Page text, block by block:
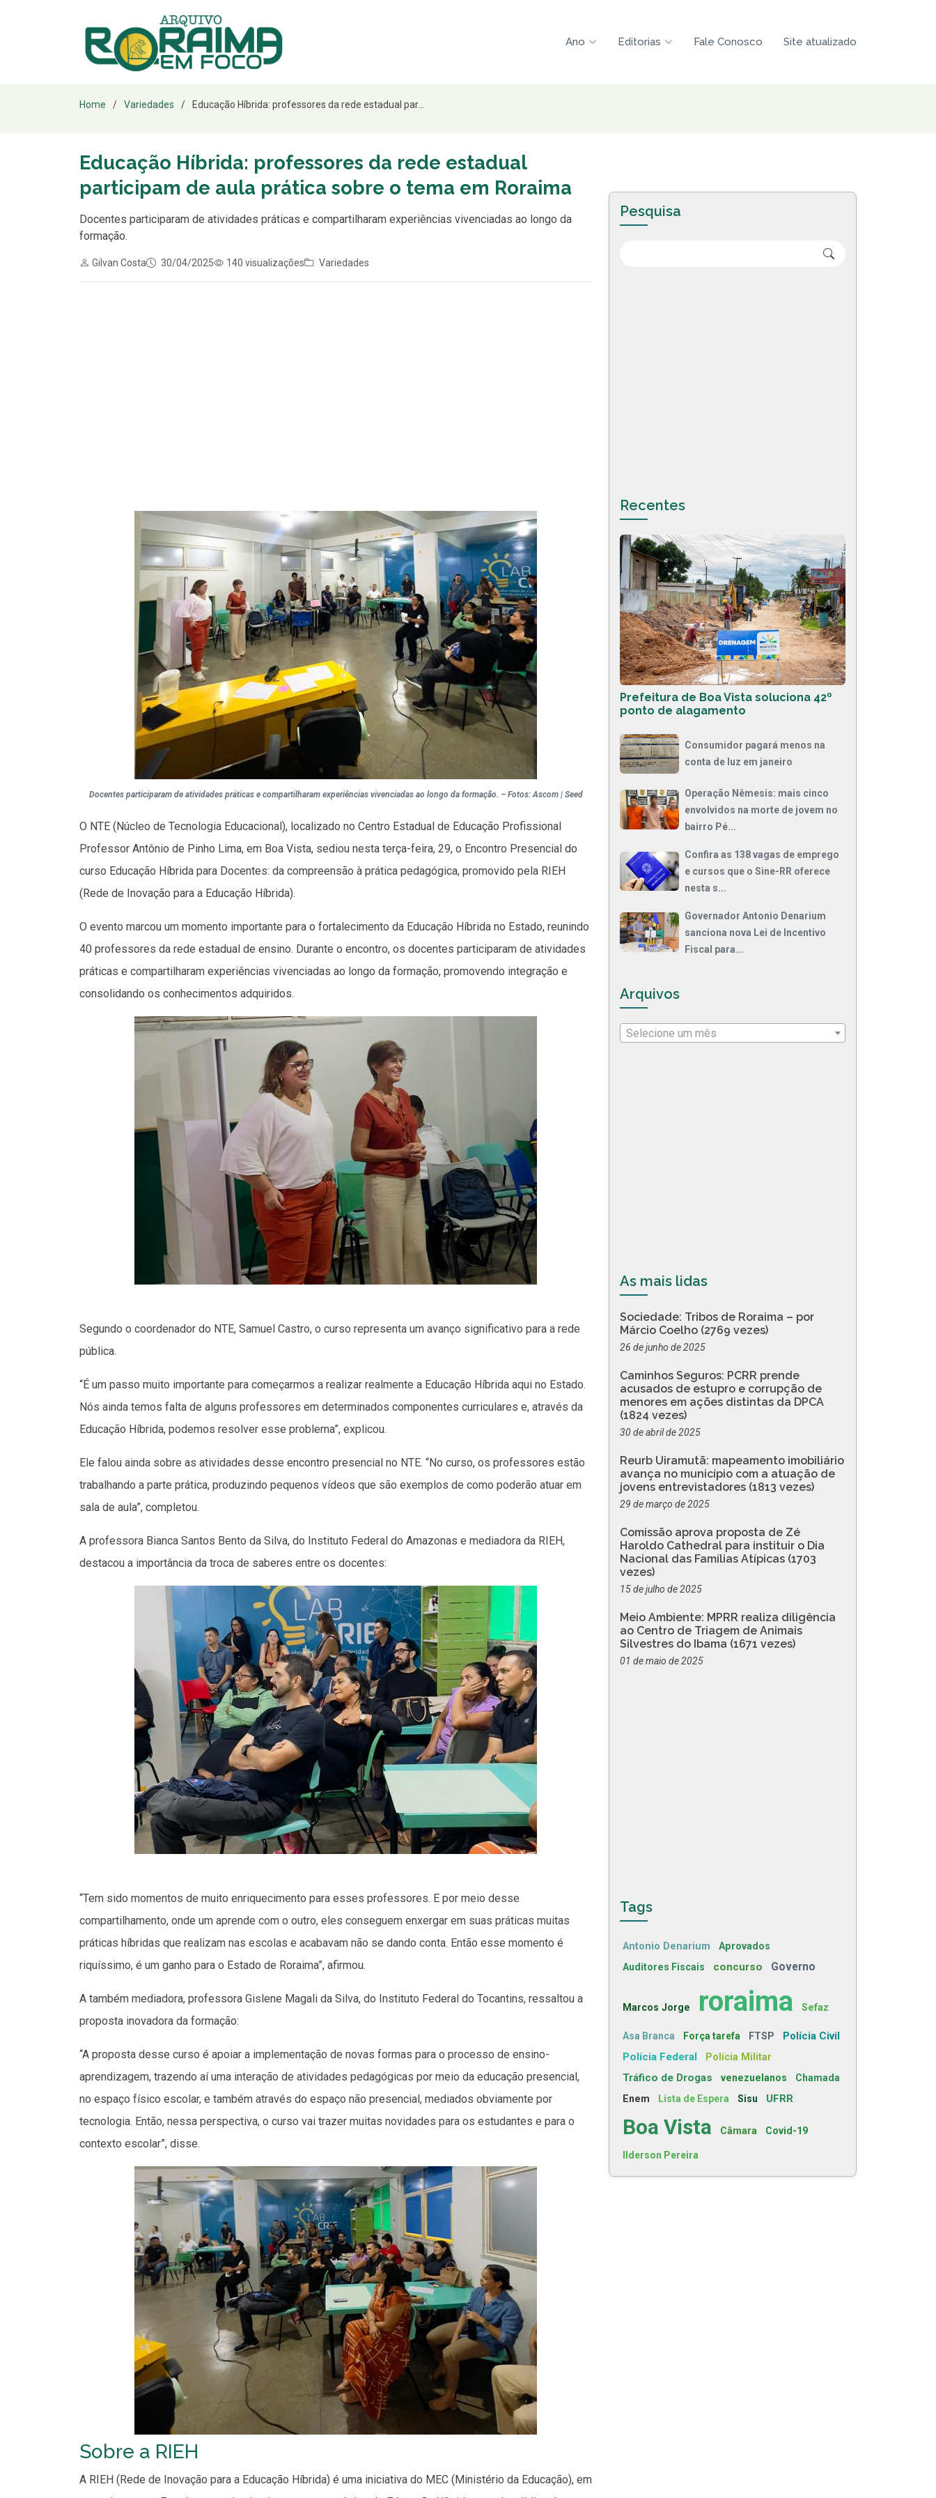
Ano Editorias Fale Conosco Site atualizado
Home Variedades Educação Híbrida: professores da rede estadual par...
Educação Híbrida: professores da rede estadual
participam de aula prática sobre o tema em Roraima
Docentes participaram de atividades práticas e compartilharam experiências vivenciadas ao longo da
formação.
Gilvan Costa 30/04/2025 140 visualizações Variedades
Docentes participaram de atividades práticas e compartilharam experiências vivenciadas ao longo da formação. – Fotos: Ascom | Seed
O NTE (Núcleo de Tecnologia Educacional), localizado no Centro Estadual de Educação Profissional
Professor Antônio de Pinho Lima, em Boa Vista, sediou nesta terça-feira, 29, o Encontro Presencial do
curso Educação Híbrida para Docentes: da compreensão à prática pedagógica, promovido pela RIEH
(Rede de Inovação para a Educação Híbrida).
O evento marcou um momento importante para o fortalecimento da Educação Híbrida no Estado, reunindo
40 professores da rede estadual de ensino. Durante o encontro, os docentes participaram de atividades
práticas e compartilharam experiências vivenciadas ao longo da formação, promovendo integração e
consolidando os conhecimentos adquiridos.
Segundo o coordenador do NTE, Samuel Castro, o curso representa um avanço significativo para a rede
pública.
“É um passo muito importante para começarmos a realizar realmente a Educação Híbrida aqui no Estado.
Nós ainda temos falta de alguns professores em determinados componentes curriculares e, através da
Educação Híbrida, podemos resolver esse problema”, explicou.
Ele falou ainda sobre as atividades desse encontro presencial no NTE. “No curso, os professores estão
trabalhando a parte prática, produzindo pequenos vídeos que são exemplos de como poderão atuar em
sala de aula”, completou.
A professora Bianca Santos Bento da Silva, do Instituto Federal do Amazonas e mediadora da RIEH,
destacou a importância da troca de saberes entre os docentes:
“Tem sido momentos de muito enriquecimento para esses professores. E por meio desse
compartilhamento, onde um aprende com o outro, eles conseguem enxergar em suas práticas muitas
práticas híbridas que realizam nas escolas e acabavam não se dando conta. Então esse momento é
riquíssimo, é um ganho para o Estado de Roraima”, afirmou.
A também mediadora, professora Gislene Magali da Silva, do Instituto Federal do Tocantins, ressaltou a
proposta inovadora da formação:
“A proposta desse curso é apoiar a implementação de novas formas para o processo de ensino-
aprendizagem, trazendo aí uma interação de atividades pedagógicas por meio da educação presencial,
no espaço físico escolar, e também através do espaço não presencial, mediados obviamente por
tecnologia. Então, nessa perspectiva, o curso vai trazer muitas novidades para os estudantes e para o
contexto escolar”, disse.
Sobre a RIEH
A RIEH (Rede de Inovação para a Educação Híbrida) é uma iniciativa do MEC (Ministério da Educação), em
Pesquisa
Recentes
Prefeitura de Boa Vista soluciona 42º
ponto de alagamento
Consumidor pagará menos na
conta de luz em janeiro
Operação Nêmesis: mais cinco
envolvidos na morte de jovem no
bairro Pé...
Confira as 138 vagas de emprego
e cursos que o Sine-RR oferece
nesta s...
Governador Antonio Denarium
sanciona nova Lei de Incentivo
Fiscal para...
Arquivos
Selecione um mês
As mais lidas
Sociedade: Tribos de Roraima – por
Márcio Coelho (2769 vezes)
26 de junho de 2025
Caminhos Seguros: PCRR prende
acusados de estupro e corrupção de
menores em ações distintas da DPCA
(1824 vezes)
30 de abril de 2025
Reurb Uiramutã: mapeamento imobiliário
avança no município com a atuação de
jovens entrevistadores (1813 vezes)
29 de março de 2025
Comissão aprova proposta de Zé
Haroldo Cathedral para instituir o Dia
Nacional das Famílias Atípicas (1703
vezes)
15 de julho de 2025
Meio Ambiente: MPRR realiza diligência
ao Centro de Triagem de Animais
Silvestres do Ibama (1671 vezes)
01 de maio de 2025
Tags
Antonio Denarium Aprovados
Auditores Fiscais concurso Governo
Marcos Jorge roraima Sefaz
Asa Branca Força tarefa FTSP
Polícia Civil
Polícia Federal
Polícia Militar
Tráfico de Drogas venezuelanos
Chamada
Enem
Lista de Espera Sisu UFRR
Boa Vista Câmara Covid-19
Ilderson Pereira